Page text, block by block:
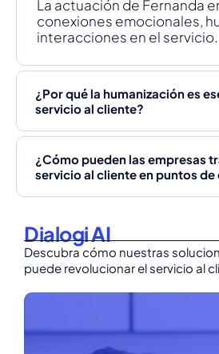
La actuación de Fernanda
conexiones emocionales,
interacciones en el servicio.
¿Por qué la humanización es
servicio al cliente?
¿Cómo pueden las empresas
servicio al cliente en puntos de
Dialogi AI
Descubra cómo nuestras
puede revolucionar el servicio al